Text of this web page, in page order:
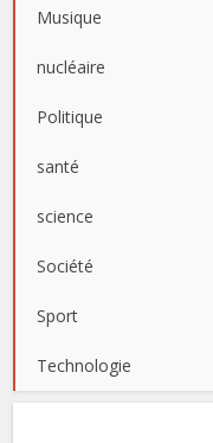
Musique
nucléaire
Politique
santé
science
Société
Sport
Technologie